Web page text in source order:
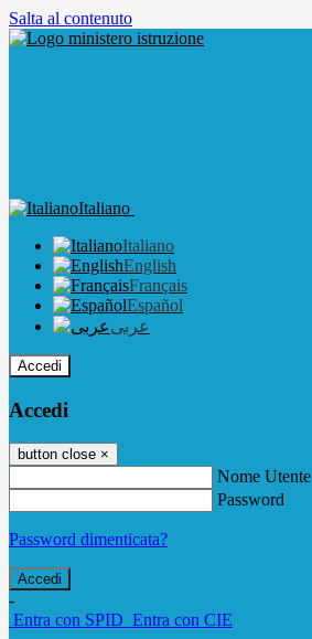
Salta al contenuto
Italiano
Italiano
English
Français
Español
عربى
Accedi
Accedi
button close ×
Nome Utente
Password
Password dimenticata?
-
Entra con SPID Entra con CIE